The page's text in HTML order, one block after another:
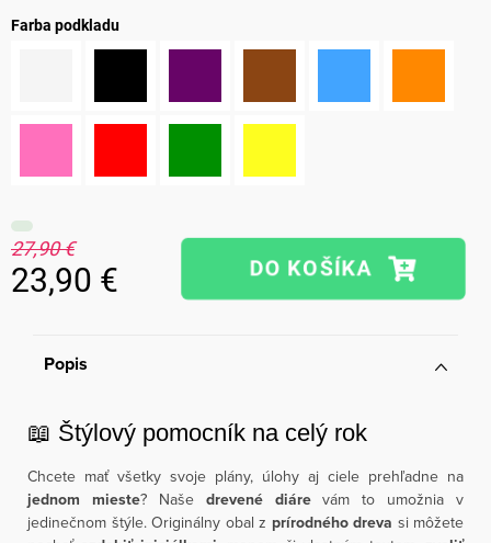
Farba podkladu
27,90 €
23,90 €
Popis
📖 Štýlový pomocník na celý rok
Chcete mať všetky svoje plány, úlohy aj ciele prehľadne na
jednom mieste? Naše drevené diárevám to umožnia v
jedinečnom štýle. Originálny obal z prírodného dreva si môžete